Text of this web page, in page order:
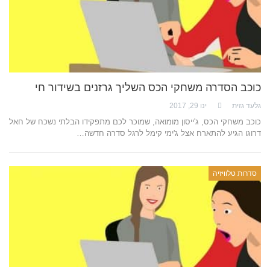
כוכב הסדרה משחקי הכס השליך גרזנים בשידור חי
גלעד גזית ינו 29, 2017
כוכב משחקי הכס, ג'ייסון מומואה, שמוכר לכם מתפקידו הבלתי נשכח של חאל
דרוגו הגיע להתארח אצל ג'ימי קימל לרגל סדרה חדשה…
סדרות טלוויזיה